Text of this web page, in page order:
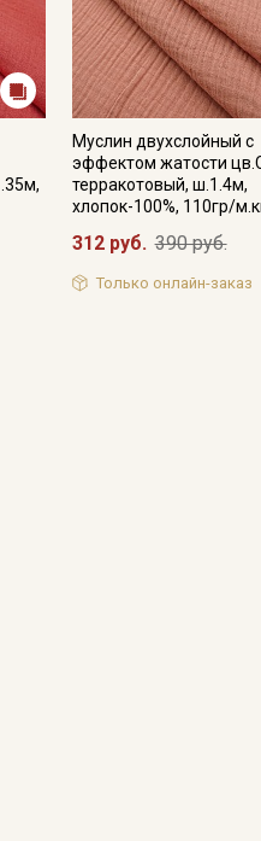
Муслин двухслойный с
эффектом жатости
терракотовый, ш.1.4м,
хлопок-100%, 110гр/
312 руб. 390 руб.
Только онлайн-заказ